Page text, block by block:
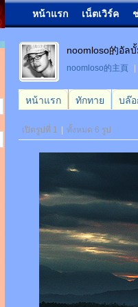
หน้าแรก เน็ตเวิร์ค
noomloso的อัล
noomloso的主頁
หน้าแรก ทักทาย บล๊อ
เปิดรูปที่ 1 ทั้งหมด 6 รูป